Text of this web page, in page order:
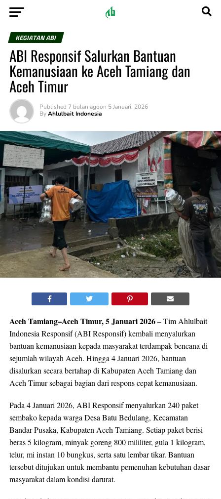
KEGIATAN ABI
ABI Responsif Salurkan Bantuan
Kemanusiaan ke Aceh Tamiang dan
Aceh Timur
Published 7 bulan agoon 5 Januari, 2026
By Ahlulbait Indonesia
Aceh Tamiang–Aceh Timur, 5 Januari 2026– Tim Ahlulbait
Indonesia Responsif (ABI Responsif) kembali menyalurkan
bantuan kemanusiaan kepada masyarakat terdampak bencana di
sejumlah wilayah Aceh. Hingga 4 Januari 2026, bantuan
disalurkan secara bertahap di Kabupaten Aceh Tamiang dan
Aceh Timur sebagai bagian dari respons cepat kemanusiaan.
Pada 4 Januari 2026, ABI Responsif menyalurkan 240 paket
sembako kepada warga Desa Batu Bedulang, Kecamatan
Bandar Pusaka, Kabupaten Aceh Tamiang. Setiap paket berisi
beras 5 kilogram, minyak goreng 800 mililiter, gula 1 kilogram,
telur, mi instan 10 bungkus, serta satu lembar tikar. Bantuan
tersebut ditujukan untuk membantu pemenuhan kebutuhan dasar
masyarakat dalam kondisi darurat.